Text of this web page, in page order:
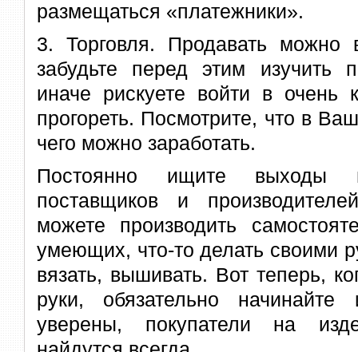
размещаться «платежники».
3. Торговля. Продавать можно
забудьте перед этим изучить
иначе рискуете войти в очень
прогореть. Посмотрите, что в
чего можно заработать.
Постоянно ищите
поставщиков и
можете производить
умеющих, что-то делать своими
вязать, вышивать. Вот теперь,
руки, обязательно начинайте
уверены, покупатели на